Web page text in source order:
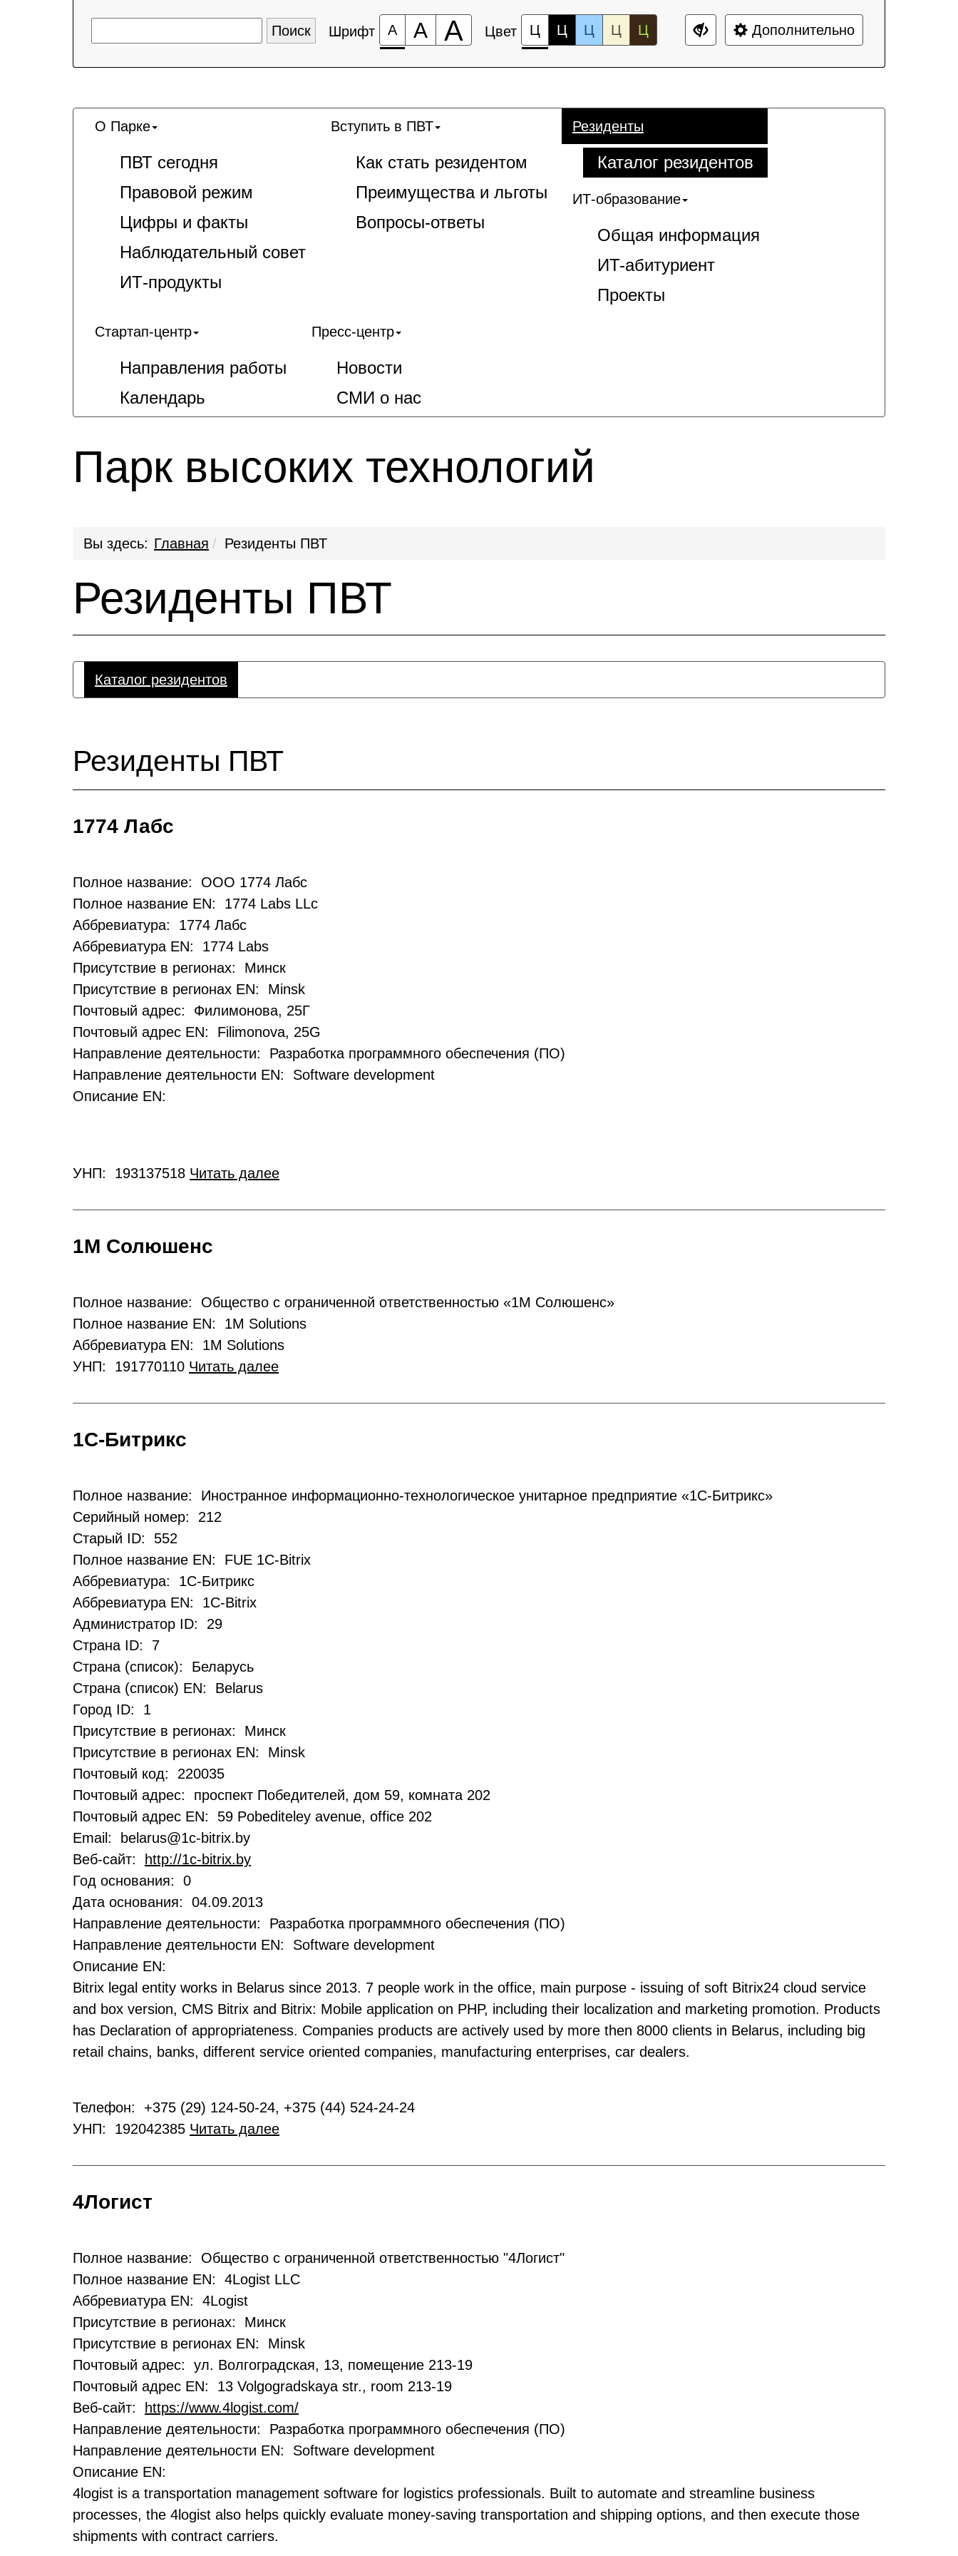
Шрифт А А А Цвет Ц Ц Ц Ц Ц Дополнительно
О Парке
ПВТ сегодня
Правовой режим
Цифры и факты
Наблюдательный совет
ИТ-продукты
Вступить в ПВТ
Как стать резидентом
Преимущества и льготы
Вопросы-ответы
Резиденты
Каталог резидентов
ИТ-образование
Общая информация
ИT-абитуриент
Проекты
Стартап-центр
Направления работы
Календарь
Пресс-центр
Новости
СМИ о нас
Парк высоких технологий
Вы здесь: Главная Резиденты ПВТ
Резиденты ПВТ
Каталог резидентов
Резиденты ПВТ
1774 Лабс
Полное название: ООО 1774 Лабс
Полное название EN: 1774 Labs LLc
Аббревиатура: 1774 Лабс
Аббревиатура EN: 1774 Labs
Присутствие в регионах: Минск
Присутствие в регионах EN: Minsk
Почтовый адрес: Филимонова, 25Г
Почтовый адрес EN: Filimonova, 25G
Направление деятельности: Разработка программного обеспечения (ПО)
Направление деятельности EN: Software development
Описание EN:
УНП: 193137518 Читать далее
1М Солюшенс
Полное название: Общество с ограниченной ответственностью «1М Солюшенс»
Полное название EN: 1M Solutions
Аббревиатура EN: 1M Solutions
УНП: 191770110 Читать далее
1С-Битрикс
Полное название: Иностранное информационно-технологическое унитарное предприятие «1С-Битрикс»
Серийный номер: 212
Старый ID: 552
Полное название EN: FUE 1C-Bitrix
Аббревиатура: 1С-Битрикс
Аббревиатура EN: 1C-Bitrix
Администратор ID: 29
Страна ID: 7
Страна (список): Беларусь
Страна (список) EN: Belarus
Город ID: 1
Присутствие в регионах: Минск
Присутствие в регионах EN: Minsk
Почтовый код: 220035
Почтовый адрес: проспект Победителей, дом 59, комната 202
Почтовый адрес EN: 59 Pobediteley avenue, office 202
Email: belarus@1c-bitrix.by
Веб-сайт:
http://1c-bitrix.by
Год основания: 0
Дата основания: 04.09.2013
Направление деятельности: Разработка программного обеспечения (ПО)
Направление деятельности EN: Software development
Описание EN:
Bitrix legal entity works in Belarus since 2013. 7 people work in the office, main purpose - issuing of soft Bitrix24 cloud service
and box version, CMS Bitrix and Bitrix: Mobile application on PHP, including their localization and marketing promotion. Products
has Declaration of appropriateness. Companies products are actively used by more then 8000 clients in Belarus, including big
retail chains, banks, different service oriented companies, manufacturing enterprises, car dealers.
Телефон: +375 (29) 124-50-24, +375 (44) 524-24-24
УНП: 192042385 Читать далее
4Логист
Полное название: Общество с ограниченной ответственностью "4Логист"
Полное название EN: 4Logist LLC
Аббревиатура EN: 4Logist
Присутствие в регионах: Минск
Присутствие в регионах EN: Minsk
Почтовый адрес: ул. Волгоградская, 13, помещение 213-19
Почтовый адрес EN: 13 Volgogradskaya str., room 213-19
Веб-сайт:
https://www.4logist.com/
Направление деятельности: Разработка программного обеспечения (ПО)
Направление деятельности EN: Software development
Описание EN:
4logist is a transportation management software for logistics professionals. Built to automate and streamline business
processes, the 4logist also helps quickly evaluate money-saving transportation and shipping options, and then execute those
shipments with contract carriers.